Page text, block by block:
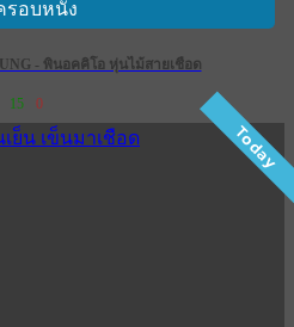
รอบหนัง
- พินอคคิโอ หุ่นไม้สายเชือด
15 0
Today